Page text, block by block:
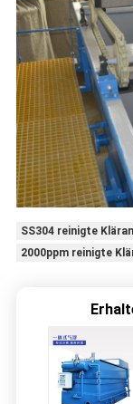
SS304 reinigte
2000ppm reinigte